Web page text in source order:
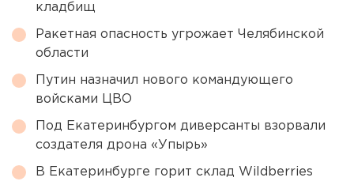
кладбищ
Ракетная опасность угрожает Челябинской
области
Путин назначил нового командующего
войсками ЦВО
Под Екатеринбургом диверсанты взорвали
создателя дрона «Упырь»
В Екатеринбурге горит склад Wildberries